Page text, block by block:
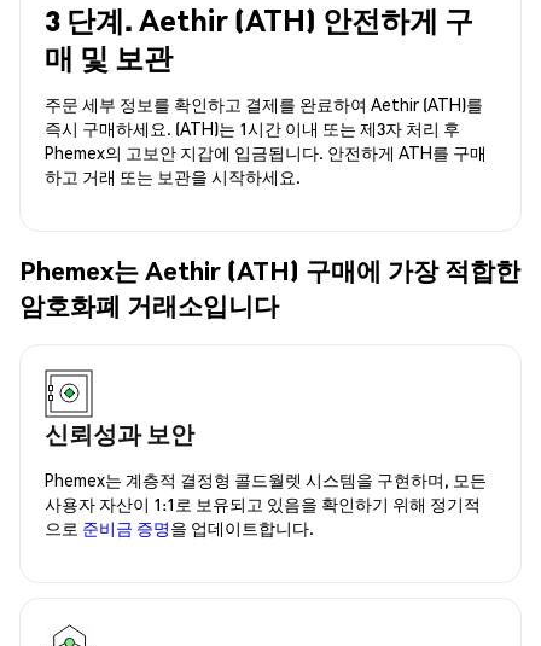
3 단계. Aethir (ATH) 안전하게 구
매 및 보관
주문 세부 정보를 확인하고 결제를 완료하여 Aethir (ATH)를
즉시 구매하세요. (ATH)는 1시간 이내 또는 제3자 처리 후
Phemex의 고보안 지갑에 입금됩니다. 안전하게 ATH를 구매
하고 거래 또는 보관을 시작하세요.
Phemex는 Aethir (ATH) 구매에 가장 적합한
암호화폐 거래소입니다
신뢰성과 보안
Phemex는 계층적 결정형 콜드월렛 시스템을 구현하며, 모든
사용자 자산이 1:1로 보유되고 있음을 확인하기 위해 정기적
으로 준비금 증명을 업데이트합니다.